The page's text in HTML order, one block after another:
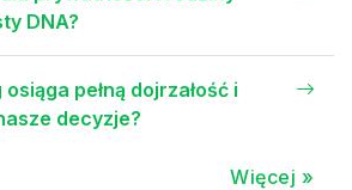
DNA?
pełną dojrzałość i
decyzje?
Więcej »